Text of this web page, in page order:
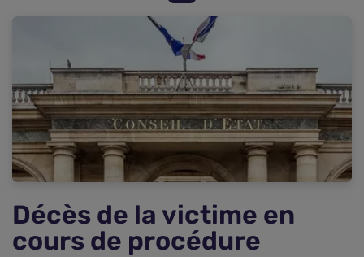
L'action en réparation et tous les droits qui s'y
attachent sont transmis aux héritiers
Décès de la victime en
cours de procédure